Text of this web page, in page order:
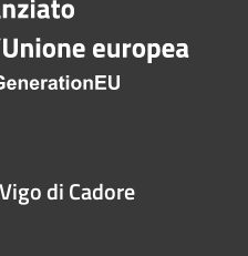
di Cadore